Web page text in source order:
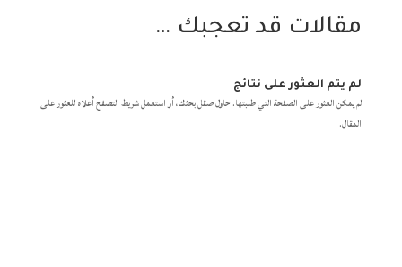
مقالات قد تعجبك …
لم يتم العثور على نتائج
لم يمكن العثور على الصفحة التي طلبتها. حاول صقل بحثك، أو استعمل شريط التصفح أعلاه للعثور على
المقال.